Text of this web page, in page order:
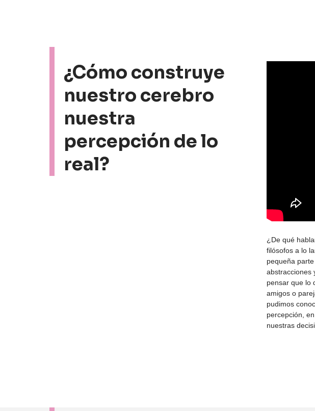
¿Cómo construye
nuestro cerebro
nuestra
percepción de lo
real?
¿De qué
filósofos a lo
pequeña
abstracciones
pensar que lo
amigos o
pudimos
percepción,
nuestras